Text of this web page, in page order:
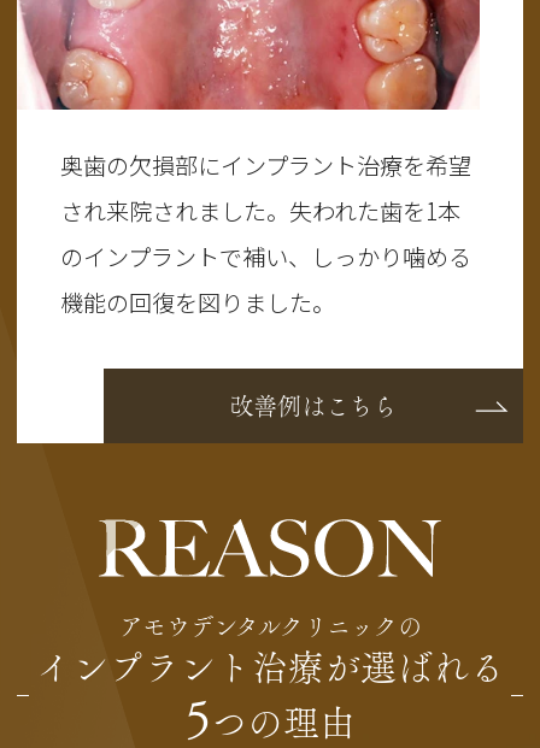
奥歯の欠損部にインプラント治療を希望
され来院されました。失われた歯を1本
のインプラントで補い、しっかり噛める
機能の回復を図りました。
改善例はこちら
アモウデンタルクリニックの
インプラント治療が選ばれる
5 つの理由